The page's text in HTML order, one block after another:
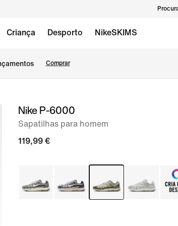
Criança Desporto NikeSKIMS
Comprar
imagemNike P-6000
Sapatilhas para homem
119,99 €